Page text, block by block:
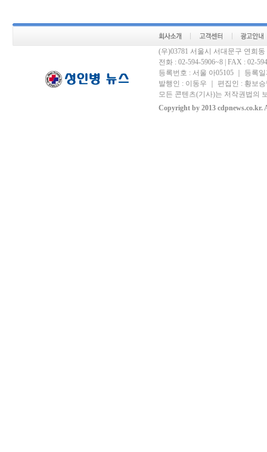
(우)03781 서울시 서대문구 연희
전화 : 02-594-5906~8 | FAX : 02-
등록번호 : 서울 아05105 ｜ 등록
발행인 : 이동우 ｜ 편집인 : 황보
모든 콘텐츠(기사)는 저작권법의
Copyright by 2013 cdpnews.co.kr.